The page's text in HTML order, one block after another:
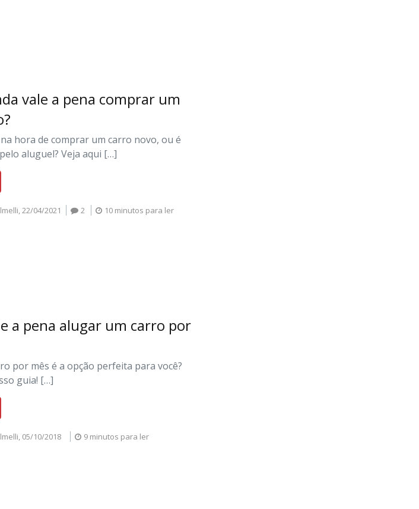
vale a pena comprar um
hora de comprar um carro novo, ou é
aluguel? Veja aqui […]
22/04/2021 2 10 minutos para ler
a pena alugar um carro por
por mês é a opção perfeita para você?
guia! […]
05/10/2018 9 minutos para ler